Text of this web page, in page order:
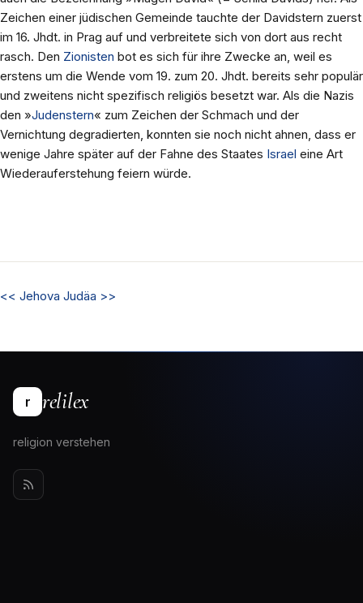
Zeichen einer jüdischen Gemeinde tauchte der Davidstern zuerst
im 16. Jhdt. in Prag auf und verbreitete sich von dort aus recht
rasch. Den Zionisten bot es sich für ihre Zwecke an, weil es
erstens um die Wende vom 19. zum 20. Jhdt. bereits sehr populär
und zweitens nicht spezifisch religiös besetzt war. Als die Nazis
den »Judenstern« zum Zeichen der Schmach und der
Vernichtung degradierten, konnten sie noch nicht ahnen, dass er
wenige Jahre später auf der Fahne des Staates Israel eine Art
Wiederauferstehung feiern würde.
<< Jehova Judäa >>
r relilex
religion verstehen